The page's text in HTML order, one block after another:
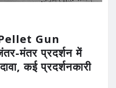
Gun
मंतर प्रदर्शन में
कई प्रदर्शनकारी